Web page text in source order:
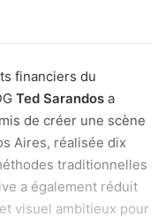
financiers du
Ted Sarandos a
de créer une scène
Aires, réalisée dix
traditionnelles
a également réduit
visuel ambitieux pour